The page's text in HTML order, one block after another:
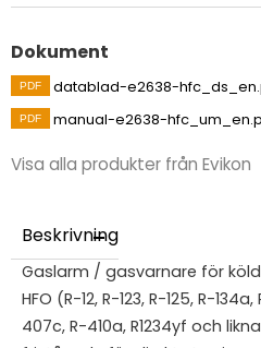
Dokument
datablad-e2638-
manual-e2638-
Visa alla produkter från Evikon
Beskrivning
Gaslarm / gasvarnare för
HFO (R-12, R-123, R-125, R-
407c, R-410a, R1234yf och